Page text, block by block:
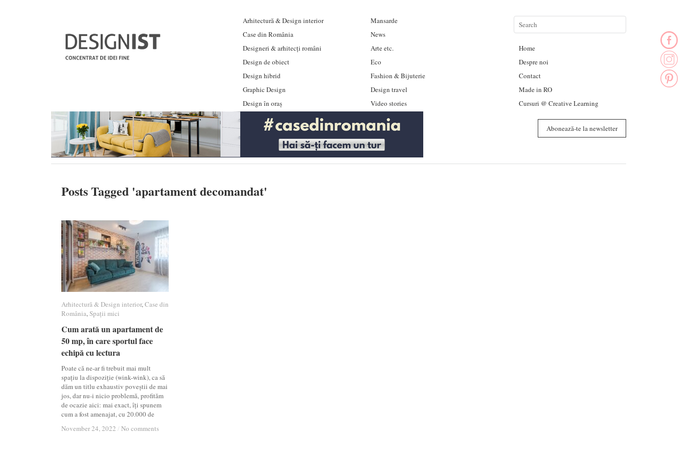
Arhitectură & Design interior
Case din România
Designeri & arhitecți români
Design de obiect
Design hibrid
Graphic Design
Design în oraș
Mansarde
News
Arte etc.
Eco
Fashion & Bijuterie
Design travel
Video stories
Home
Despre noi
Contact
Made in RO
Cursuri @ Creative Learning
Abonează-te la newsletter
Posts Tagged 'apartament decomandat'
Arhitectură & Design interior,Case din
România,Spații mici
Cum arată un apartament de
50 mp, în care sportul face
echipă cu lectura
Poate că ne-ar fi trebuit mai mult
spațiu la dispoziție (wink-wink), ca să
dăm un titlu exhaustiv poveștii de mai
jos, dar nu-i nicio problemă, profităm
de ocazie aici: mai exact, îți spunem
cum a fost amenajat, cu 20.000 de
November 24, 2022 / No comments
Arhitectură & Design interior Case din
România Spații mici
Cum arată un apartament de
50 mp, în care sportul face
echipă cu lectura
November 24, 2022 / No comments